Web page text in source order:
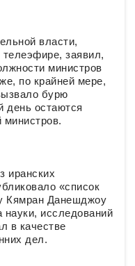
власти,
заявил,
министров
по крайней мере,
бурю
день остаются
министров.
иранских
«список
Кямран Данешджоу
науки, исследований
в качестве
дел.